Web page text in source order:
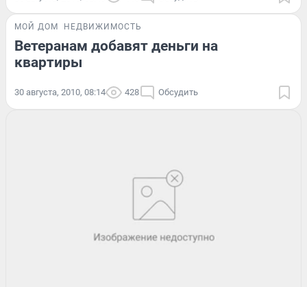
МОЙ ДОМ НЕДВИЖИМОСТЬ
Ветеранам добавят деньги на
квартиры
30 августа, 2010, 08:14 428 Обсудить